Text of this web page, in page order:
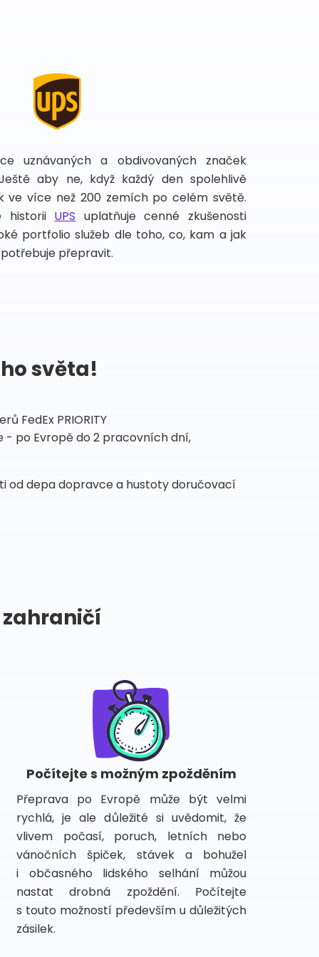
uznávaných a obdivovaných značek
aby ne, když každý den spolehlivě
ve více než 200 zemích po celém světě.
historii UPS uplatňuje cenné zkušenosti
portfolio služeb dle toho, co, kam a jak
přepravit.
světa!
FedEx PRIORITY
- po Evropě do 2 pracovních dní,
od depa dopravce a hustoty doručovací
Počítejte s možným zpožděním
Přeprava po Evropě může být velmi
rychlá, je ale důležité si uvědomit, že
vlivem počasí, poruch, letních nebo
vánočních špiček, stávek a bohužel
i občasného lidského selhání můžou
nastat drobná zpoždění. Počítejte
s touto možností především u důležitých
zásilek.